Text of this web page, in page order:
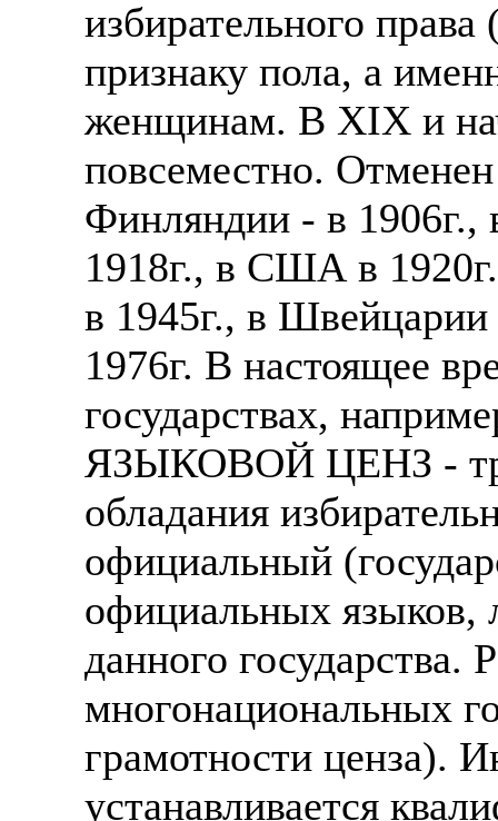
избирательного
признаку пола, а
женщинам. В XIX и
повсеместно.
Финляндии - в 1906г.,
1918г., в США в
в 1945г., в
1976г. В настоящее
государствах,
ЯЗЫКОВОЙ ЦЕНЗ -
обладания
официальный
официальных языков,
данного государства.
многонациональных
грамотности ценза).
устанавливается